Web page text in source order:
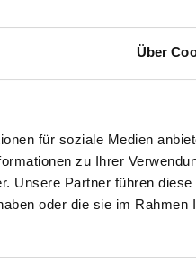
Über
für soziale Medien
zu Ihrer
Unsere Partner führen diese
oder die sie im Rahmen
ist im Unternehmerregister
und Inhaber des
bei Zahlungen im